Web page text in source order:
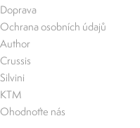
Doprava
Ochrana osobních údajů
Author
Crussis
Silvini
KTM
Ohodnoťte nás